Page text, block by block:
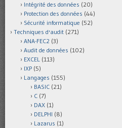
Intégrité des données (20)
Protection des données (44)
Sécurité informatique (52)
Techniques d'audit (271)
ANA-FEC2 (3)
Audit de données (102)
EXCEL (113)
IXP (5)
Langages (155)
BASIC (21)
C (7)
DAX (1)
DELPHI (8)
Lazarus (1)